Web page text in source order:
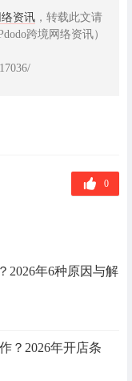
络资讯 ，转载此文请
跨境网络资讯）
0
2026年6种原因与解
？2026年开店条